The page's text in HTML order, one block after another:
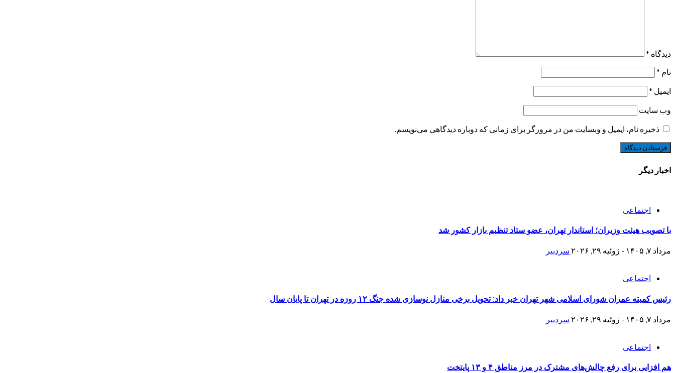
دیدگاه *
نام *
ایمیل *
وب‌ سایت
ذخیره نام، ایمیل و وبسایت من در مرورگر برای زمانی که دوباره دیدگاهی می‌نویسم.
اخبار دیگر
اجتماعی
با تصویب هیئت وزیران؛ استاندار تهران، عضو ستاد تنظیم بازار کشور شد
مرداد ۷, ۱۴۰۵ - ژوئیه ۲۹, ۲۰۲۶ سردبیر
اجتماعی
رئیس کمیته عمران شورای اسلامی شهر تهران خبر داد: تحویل برخی منازل نوسازی شده جنگ ۱۲ روزه در تهران تا پایان سال
مرداد ۷, ۱۴۰۵ - ژوئیه ۲۹, ۲۰۲۶ سردبیر
اجتماعی
هم افزایی برای رفع چالش‌های مشترک در مرز مناطق ۴ و ۱۳ پایتخت